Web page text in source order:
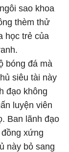
sao khoa
thèm thử
học trẻ của
bóng đá mà
siêu tài này
đạo không
luyện viên
Ban lãnh đạo
xứng
này bỏ sang